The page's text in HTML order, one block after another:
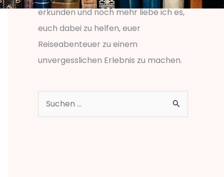
erkunden und noch mehr liebe ich es,
euch dabei zu helfen, euer
Reiseabenteuer zu einem
unvergesslichen Erlebnis zu machen.